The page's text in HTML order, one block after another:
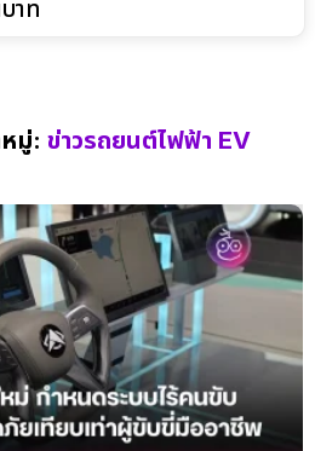
าท
มู่: ข่าวรถยนต์ไฟฟ้า EV